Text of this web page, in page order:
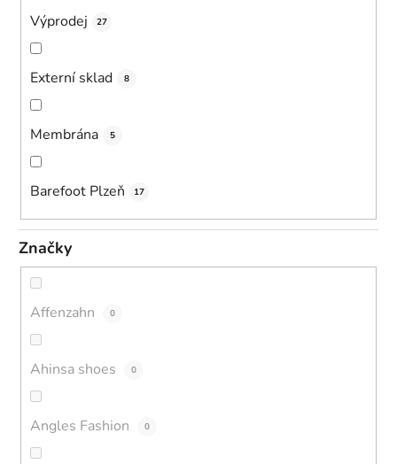
Výprodej 27
Externí sklad 8
Membrána 5
Barefoot Plzeň 17
Značky
Affenzahn 0
Ahinsa shoes 0
Angles Fashion 0